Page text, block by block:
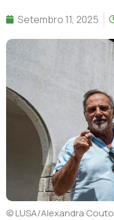
Setembro 11, 2025
© LUSA/Alexandra Couto